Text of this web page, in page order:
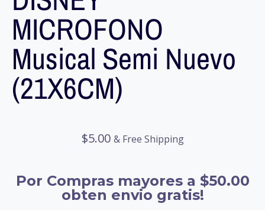
MICROFONO
Musical Semi Nuevo
(21X6CM)
$5.00 & Free Shipping
Por Compras mayores a $50.00
obten envio gratis!